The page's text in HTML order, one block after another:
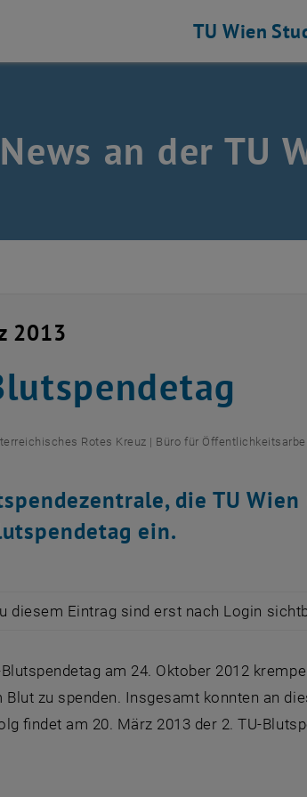
TU Wien
an der TU
2013
Rotes Kreuz | Büro für
die TU
ein.
diesem Eintrag sind erst nach Login
am 24. Oktober 2012
Blut zu spenden. Insgesamt konnten an
findet am 20. März 2013 der 2. TU-